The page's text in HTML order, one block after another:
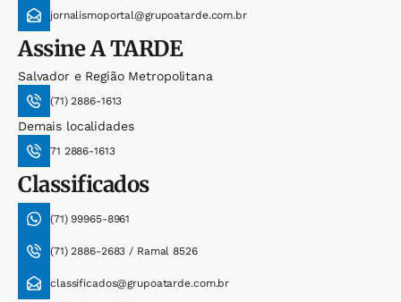
jornalismoportal@grupoatarde.com.br
AssineA TARDE
Salvador e Região Metropolitana
(71) 2886-1613
Demais localidades
71 2886-1613
Classificados
(71) 99965-8961
(71) 2886-2683 / Ramal 8526
classificados@grupoatarde.com.br